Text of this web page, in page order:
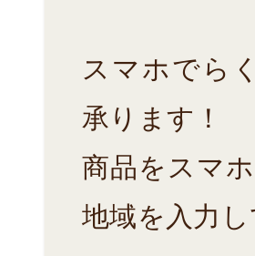
スマホでら
承ります！
商品をスマ
地域を入力